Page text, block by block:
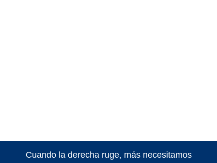
Cuando la derecha ruge, más necesitamos